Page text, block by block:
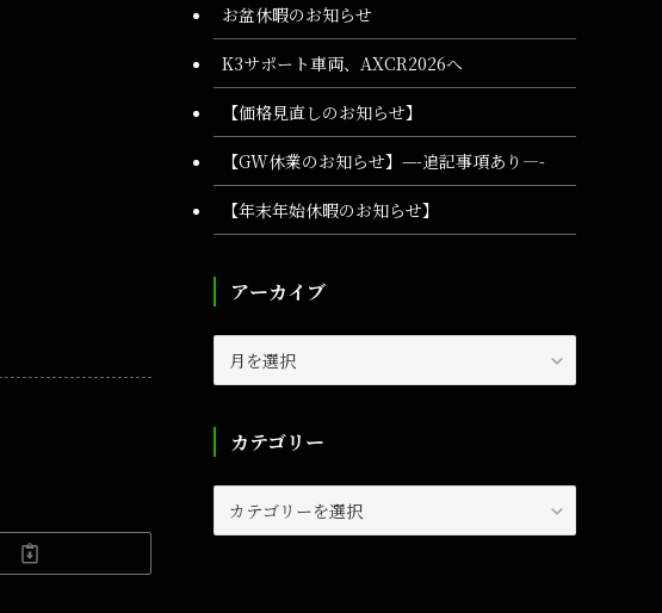
お盆休暇のお知らせ
K3サポート車両、AXCR2026へ
【価格見直しのお知らせ】
【GW休業のお知らせ】—-追記事項あり—-
【年末年始休暇のお知らせ】
アーカイブ
イ
ブ
カテゴリー